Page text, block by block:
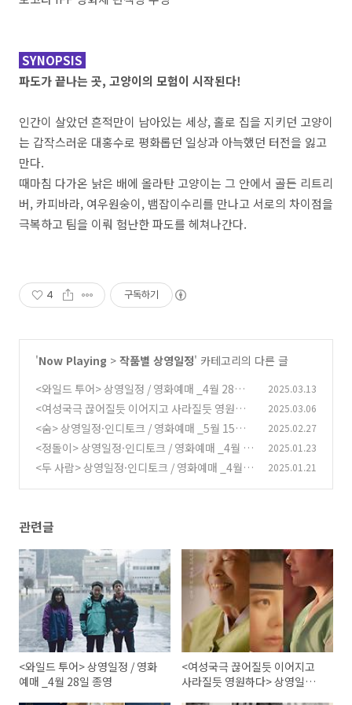
SYNOPSIS
파도가 끝나는 곳, 고양이의 모험이 시작된다!
인간이 살았던 흔적만이 남아있는 세상, 홀로 집을 지키던 고양이
는 갑작스러운 대홍수로 평화롭던 일상과 아늑했던 터전을 잃고
만다.
때마침 다가온 낡은 배에 올라탄 고양이는 그 안에서 골든 리트리
버, 카피바라, 여우원숭이, 뱀잡이수리를 만나고 서로의 차이점을
극복하고 팀을 이뤄 험난한 파도를 헤쳐나간다.
4 구독하기
'Now Playing > 작품별 상영일정' 카테고리의 다른 글
<와일드 투어> 상영일정 / 영화예매 _4월 28일
종영
(0)
2025.03.13
<여성국극 끊어질듯 이어지고 사라질듯 영원하
다> 상영일정·인디토크 / 영화예매 _4월 29일 종
영 (0)
2025.03.06
<숨> 상영일정·인디토크 / 영화예매 _5월 15일
종영 (0)
2025.02.27
<정돌이> 상영일정·인디토크 / 영화예매 _4월 8
일 종영 (1)
2025.01.23
<두 사람> 상영일정·인디토크 / 영화예매 _4월 5
2025.01.21
관련글
<와일드 투어> 상영일정 / 영화
예매 _4월 28일 종영
<여성국극 끊어질듯 이어지고
사라질듯 영원하다> 상영일정·